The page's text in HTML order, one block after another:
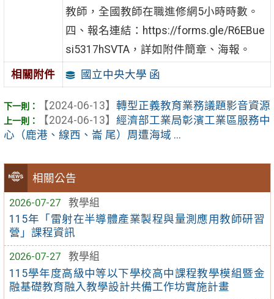
相關公告
2026-07-27
教學組
115年「雷射在半導體產業製程與量測應用教師研習
營」課程資訊
2026-07-27
教學組
115學年度高級中等以下學校高中課程教學模組暨金
融基礎教育融入教學設計共備工作坊實施計畫
教師，全國教師在職進修網5小時時數。
四、報名連結：https://forms.gle/R6EBue
si5317hSVTA，詳如附件簡章、海報。
相關附件 國立中央大學 函
【2024-06-13】 轉型正義教育業務議題影音資源
【2024-06-13】 經濟部工業局彰濱工業區服務中
心（鹿港、線西、崙 尾）周遭海域 ...